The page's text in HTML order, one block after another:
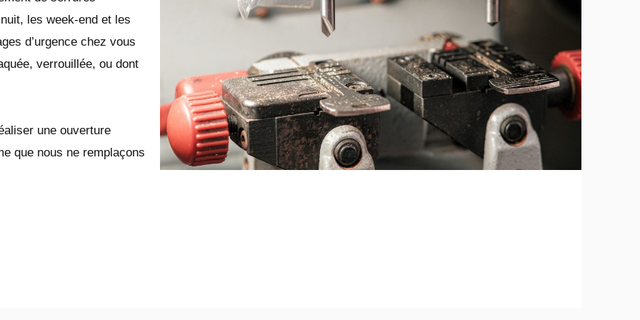
les week-end et les
d’urgence chez vous
verrouillée, ou dont
une ouverture
que nous ne remplaçons